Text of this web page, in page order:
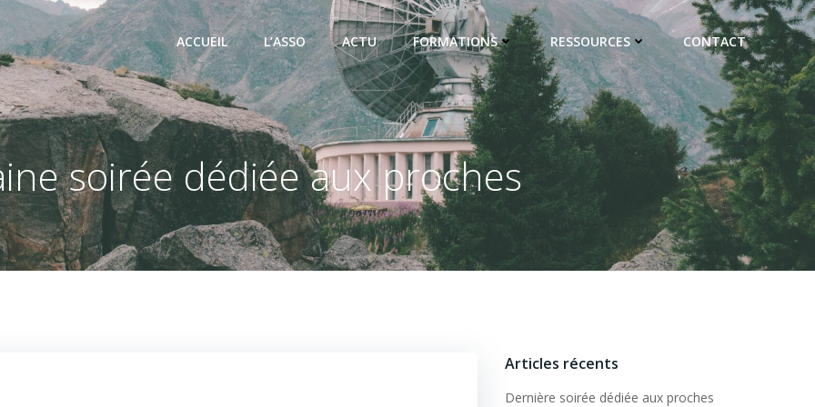
ACCUEIL L’ASSO ACTU FORMATIONS RESSOURCES CONTACT
soirée dédiée aux proches
Articles récents
Dernière soirée dédiée aux proches